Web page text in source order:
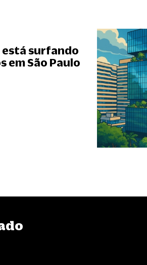
está surfando
em São Paulo